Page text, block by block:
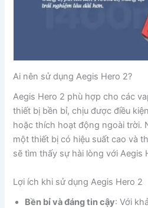
Ai nên sử dụng Aegis Hero 2?
Aegis Hero 2 phù hợp cho các
thiết bị bền bỉ, chịu được điều
hoặc thích hoạt động ngoài trời.
một thiết bị có hiệu suất cao và
sẽ tìm thấy sự hài lòng với Aegis
Lợi ích khi sử dụng Aegis Hero 2
Bền bỉ và đáng tin cậy: Với